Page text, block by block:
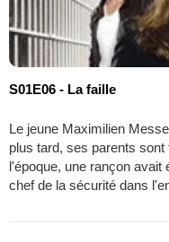
S01E06 - La faille
Le jeune Maximilien
plus tard, ses parents
l'époque, une rançon avait
chef de la sécurité dans